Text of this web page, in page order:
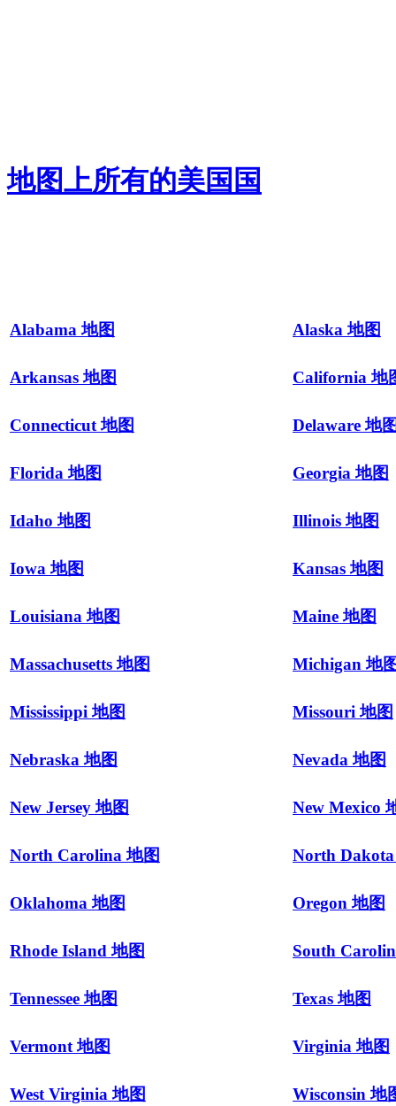
地图上所有的美国国
Alabama 地图 Alaska 地图
Arkansas 地图 California 地
Connecticut 地图 Delaware 地
Florida 地图 Georgia 地图
Idaho 地图 Illinois 地图
Iowa 地图 Kansas 地图
Louisiana 地图 Maine 地图
Massachusetts 地图 Michigan 地
Mississippi 地图 Missouri 地图
Nebraska 地图 Nevada 地图
New Jersey 地图 New Mexico
North Carolina 地图 North
Oklahoma 地图 Oregon 地图
Rhode Island 地图 South
Tennessee 地图 Texas 地图
Vermont 地图 Virginia 地图
West Virginia 地图 Wisconsin 地